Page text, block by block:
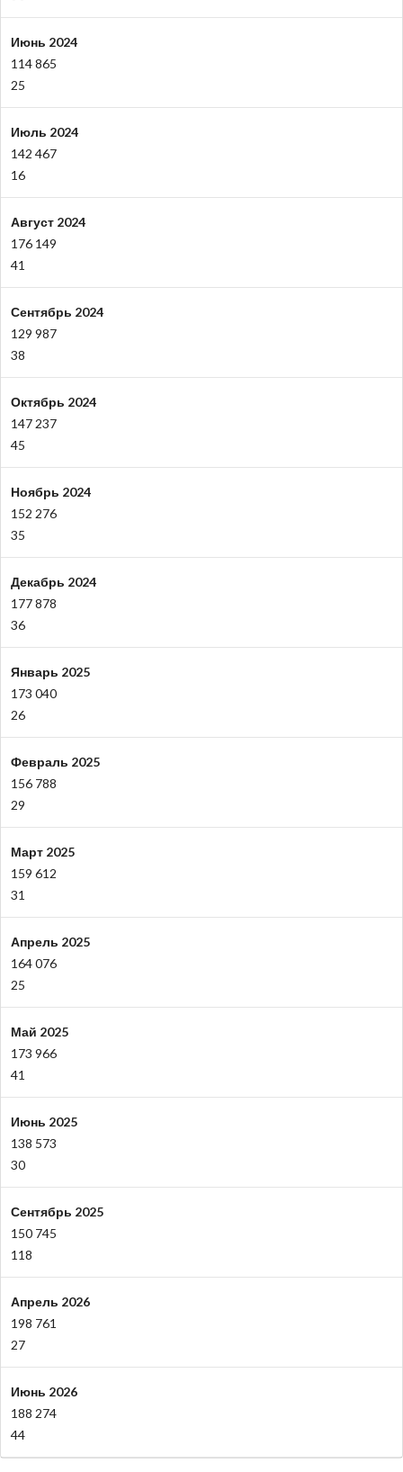
Июнь 2024
114 865
25
Июль 2024
142 467
16
Август 2024
176 149
41
Сентябрь 2024
129 987
38
Октябрь 2024
147 237
45
Ноябрь 2024
152 276
35
Декабрь 2024
177 878
36
Январь 2025
173 040
26
Февраль 2025
156 788
29
Март 2025
159 612
31
Апрель 2025
164 076
25
Май 2025
173 966
41
Июнь 2025
138 573
30
Сентябрь 2025
150 745
118
Апрель 2026
198 761
27
Июнь 2026
188 274
44